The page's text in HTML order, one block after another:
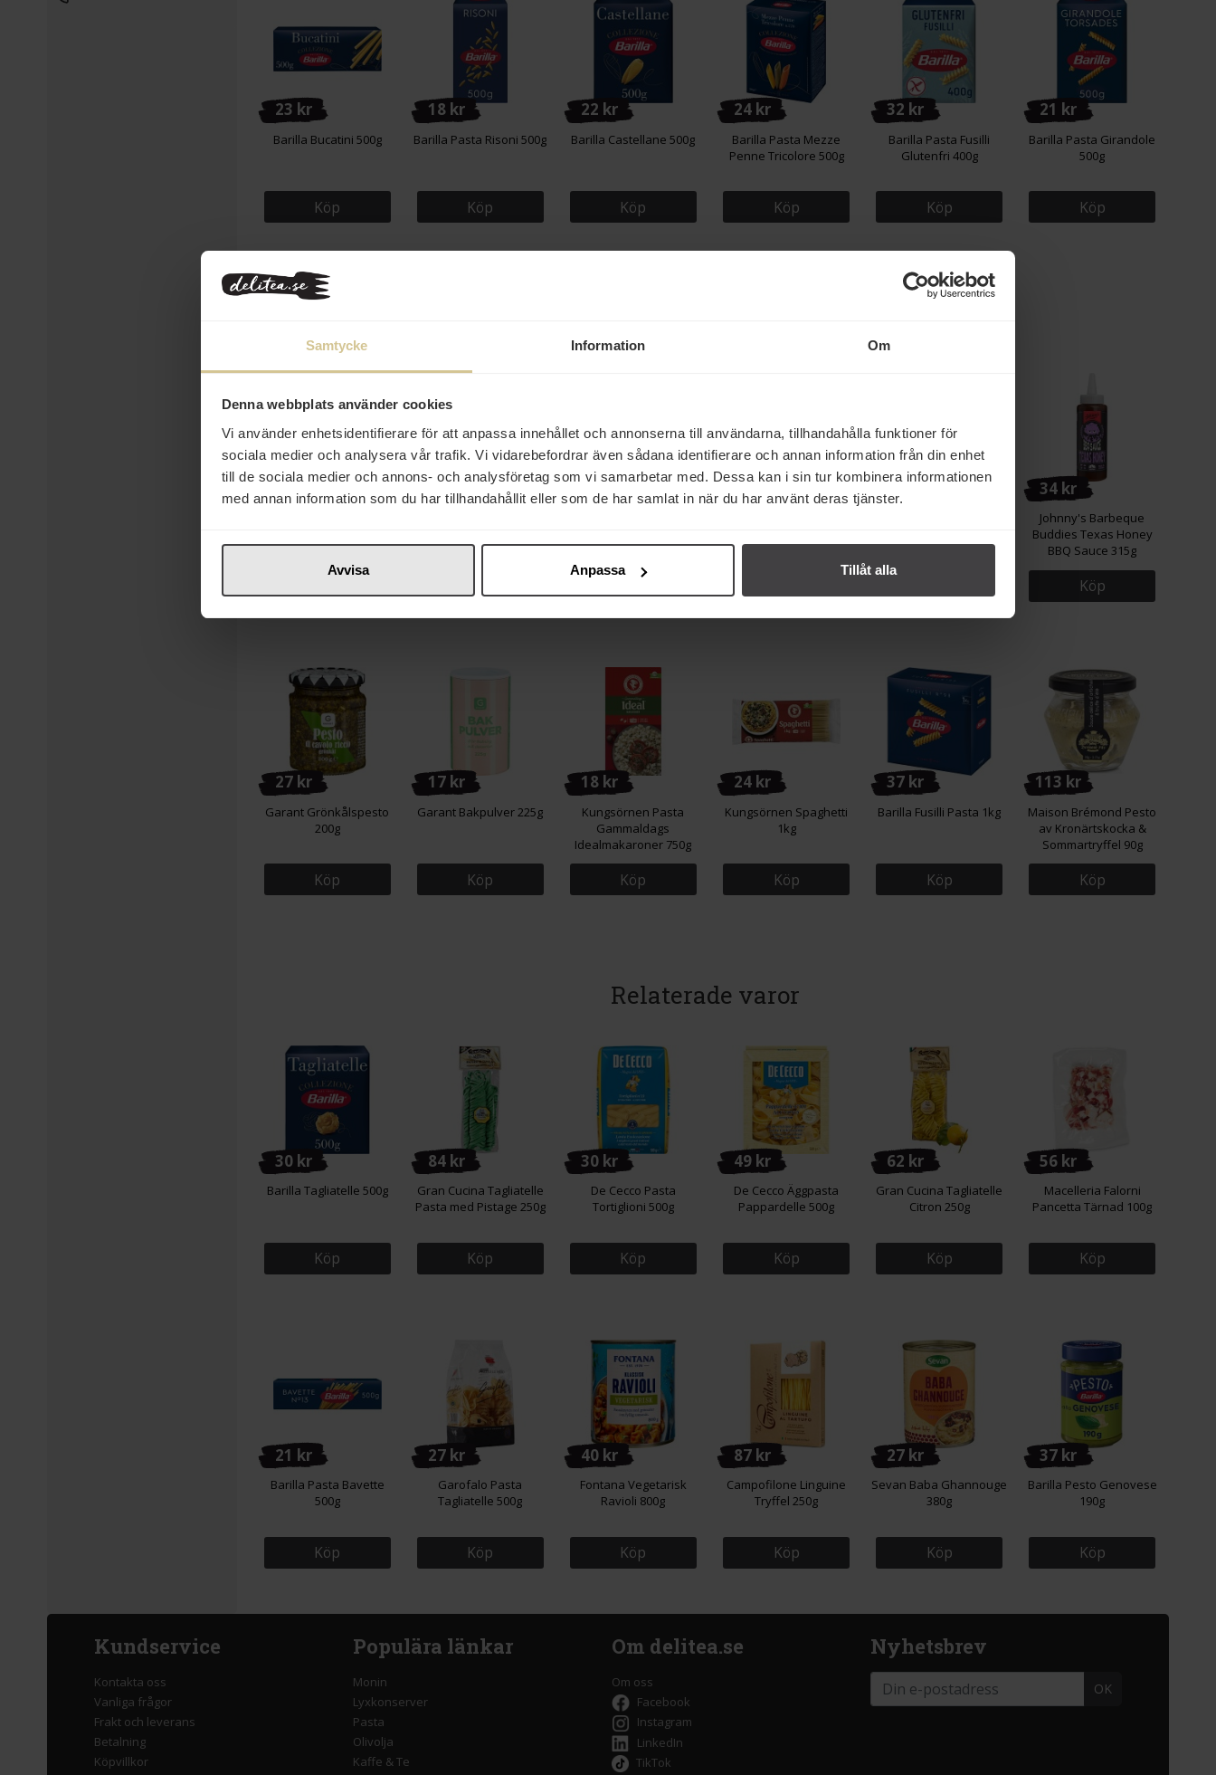
Samtycke Information Om
Denna webbplats använder cookies
Vi använder enhetsidentifierare för att anpassa innehållet och annonserna till användarna, tillhandahålla funktioner för
sociala medier och analysera vår trafik. Vi vidarebefordrar även sådana identifierare och annan information från din enhet
till de sociala medier och annons- och analysföretag som vi samarbetar med. Dessa kan i sin tur kombinera informationen
med annan information som du har tillhandahållit eller som de har samlat in när du har använt deras tjänster.
Avvisa Anpassa Tillåt alla
23 kr
Barilla Bucatini 500g
Köp
18 kr
Barilla Pasta Risoni 500g
Köp
22 kr
Barilla Castellane 500g
Köp
24 kr
Barilla Pasta Mezze
Penne Tricolore 500g
Köp
32 kr
Barilla Pasta Fusilli
Glutenfri 400g
Köp
21 kr
Barilla Pasta Girandole
500g
Köp
21 kr 104 kr 35 kr 33 kr 35 kr 34 kr
Johnny's Barbeque
Buddies Texas Honey
BBQ Sauce 315g
Köp
27 kr
Garant Grönkålspesto
200g
Köp
17 kr
Garant Bakpulver 225g
Köp
18 kr
Kungsörnen Pasta
Gammaldags
Idealmakaroner 750g
Köp
24 kr
Kungsörnen Spaghetti
1kg
Köp
37 kr
Barilla Fusilli Pasta 1kg
Köp
113 kr
Maison Brémond Pesto
av Kronärtskocka &
Sommartryffel 90g
Köp
Relaterade varor
30 kr
Barilla Tagliatelle 500g
Köp
84 kr
Gran Cucina Tagliatelle
Pasta med Pistage 250g
Köp
30 kr
De Cecco Pasta
Tortiglioni 500g
Köp
49 kr
De Cecco Äggpasta
Pappardelle 500g
Köp
62 kr
Gran Cucina Tagliatelle
Citron 250g
Köp
56 kr
Macelleria Falorni
Pancetta Tärnad 100g
Köp
21 kr
Barilla Pasta Bavette
500g
Köp
27 kr
Garofalo Pasta
Tagliatelle 500g
Köp
40 kr
Fontana Vegetarisk
Ravioli 800g
Köp
87 kr
Campofilone Linguine
Tryffel 250g
Köp
27 kr
Sevan Baba Ghannouge
380g
Köp
37 kr
Barilla Pesto Genovese
190g
Köp
Kundservice
Kontakta oss
Vanliga frågor
Frakt och leverans
Betalning
Köpvillkor
Populära länkar
Monin
Lyxkonserver
Pasta
Olivolja
Kaffe & Te
Om delitea.se
Om oss
Facebook
Instagram
LinkedIn
TikTok
Nyhetsbrev
OK